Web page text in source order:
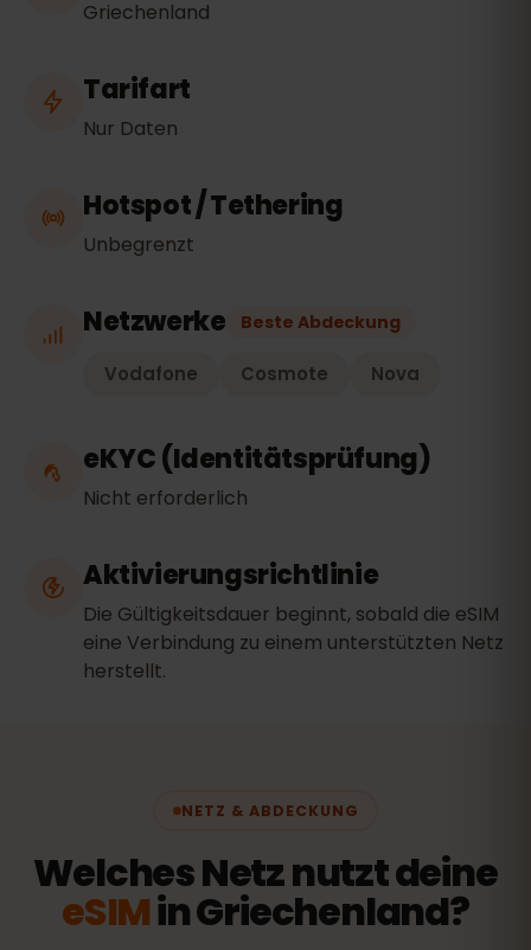
Griechenland
Tarifart
Nur Daten
Hotspot / Tethering
Unbegrenzt
Netzwerke Beste Abdeckung
Vodafone Cosmote Nova
eKYC (Identitätsprüfung)
Nicht erforderlich
Aktivierungsrichtlinie
Die Gültigkeitsdauer beginnt, sobald die eSIM
eine Verbindung zu einem unterstützten Netz
herstellt.
NETZ & ABDECKUNG
Welches Netz nutzt deine
eSIMin Griechenland?